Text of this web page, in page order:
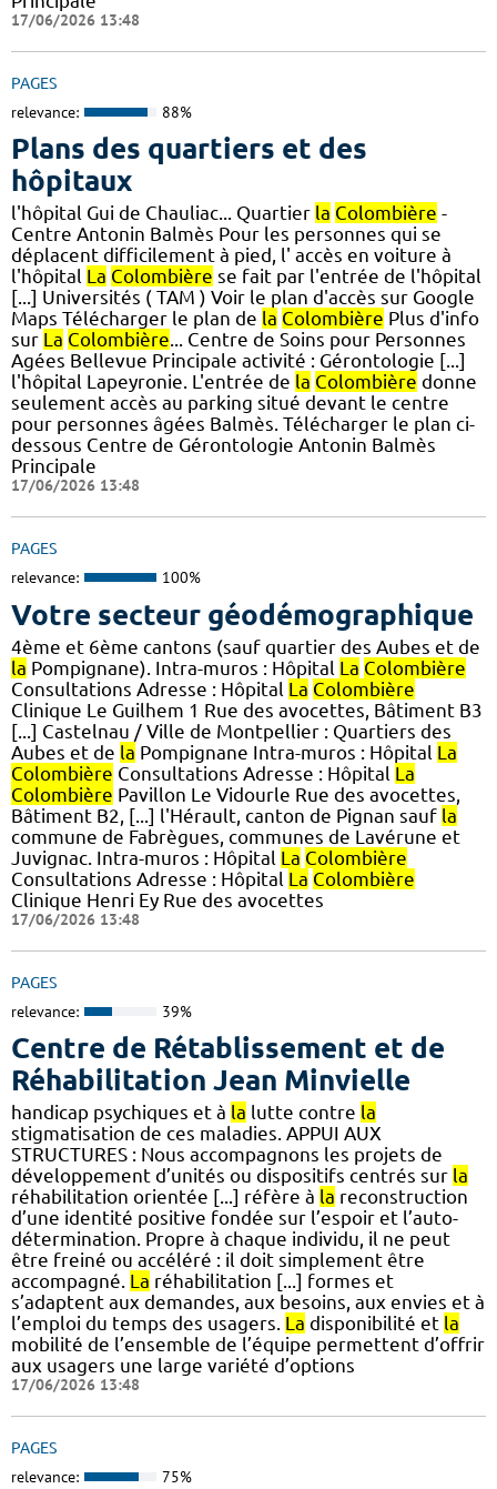
17/06/2026 13:48
PAGES
relevance: 88%
Plans des quartiers et des
hôpitaux
l'hôpital Gui de Chauliac... Quartier la Colombière -
Centre Antonin Balmès Pour les personnes qui se
déplacent difficilement à pied, l' accès en voiture à
l'hôpital La Colombière se fait par l'entrée de l'hôpital
[...] Universités ( TAM ) Voir le plan d'accès sur Google
Maps Télécharger le plan de la Colombière Plus d'info
sur La Colombière... Centre de Soins pour Personnes
Agées Bellevue Principale activité : Gérontologie [...]
l'hôpital Lapeyronie. L'entrée de la Colombière donne
seulement accès au parking situé devant le centre
pour personnes âgées Balmès. Télécharger le plan ci-
dessous Centre de Gérontologie Antonin Balmès
Principale
17/06/2026 13:48
PAGES
relevance: 100%
Votre secteur géodémographique
4ème et 6ème cantons (sauf quartier des Aubes et de
la Pompignane). Intra-muros : Hôpital La Colombière
Consultations Adresse : Hôpital La Colombière
Clinique Le Guilhem 1 Rue des avocettes, Bâtiment B3
[...] Castelnau / Ville de Montpellier : Quartiers des
Aubes et de la Pompignane Intra-muros : Hôpital La
Colombière Consultations Adresse : Hôpital La
Colombière Pavillon Le Vidourle Rue des avocettes,
Bâtiment B2, [...] l'Hérault, canton de Pignan sauf la
commune de Fabrègues, communes de Lavérune et
Juvignac. Intra-muros : Hôpital La Colombière
Consultations Adresse : Hôpital La Colombière
Clinique Henri Ey Rue des avocettes
17/06/2026 13:48
PAGES
relevance: 39%
Centre de Rétablissement et de
Réhabilitation Jean Minvielle
handicap psychiques et à la lutte contre la
stigmatisation de ces maladies. APPUI AUX
STRUCTURES : Nous accompagnons les projets de
développement d’unités ou dispositifs centrés sur la
réhabilitation orientée [...] réfère à la reconstruction
d’une identité positive fondée sur l’espoir et l’auto-
détermination. Propre à chaque individu, il ne peut
être freiné ou accéléré : il doit simplement être
accompagné. La réhabilitation [...] formes et
s’adaptent aux demandes, aux besoins, aux envies et à
l’emploi du temps des usagers. La disponibilité et la
mobilité de l’ensemble de l’équipe permettent d’offrir
aux usagers une large variété d’options
17/06/2026 13:48
PAGES
relevance: 75%